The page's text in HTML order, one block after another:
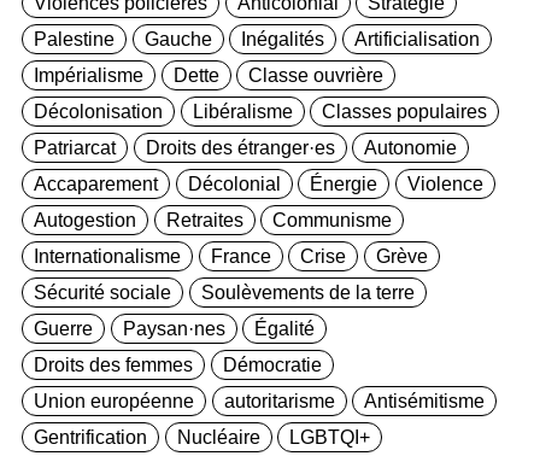
Palestine
Gauche Inégalités
Artificialisation
Impérialisme
Dette
Classe ouvrière
Décolonisation
Libéralisme
Classes populaires
Patriarcat
Droits des étranger·es
Autonomie
Accaparement
Décolonial Énergie
Violence
Autogestion
Retraites
Communisme
Internationalisme
France Crise
Grève
Sécurité sociale
Soulèvements de la terre
Guerre
Paysan·nes
Égalité
Droits des femmes
Démocratie
Union européenne
autoritarisme
Antisémitisme
Gentrification
Nucléaire
LGBTQI+